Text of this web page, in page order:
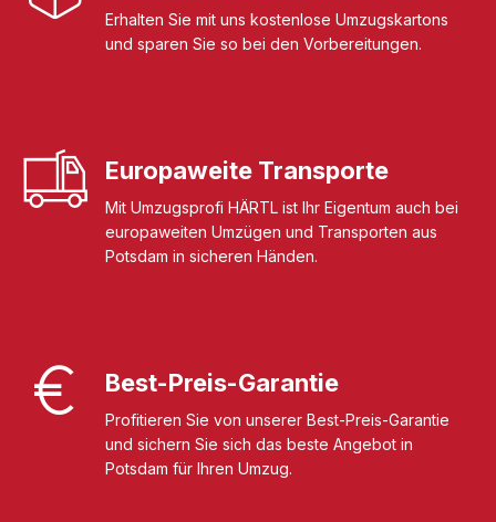
Erhalten Sie mit uns kostenlose Umzugskartons
und sparen Sie so bei den Vorbereitungen.
Europaweite Transporte
Mit Umzugsprofi HÄRTL ist Ihr Eigentum auch bei
europaweiten Umzügen und Transporten aus
Potsdam in sicheren Händen.
Best-Preis-Garantie
Profitieren Sie von unserer Best-Preis-Garantie
und sichern Sie sich das beste Angebot in
Potsdam für Ihren Umzug.